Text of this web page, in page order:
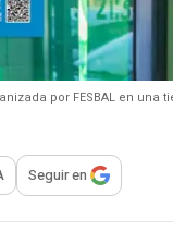
por FESBAL en una
para
Seguir en